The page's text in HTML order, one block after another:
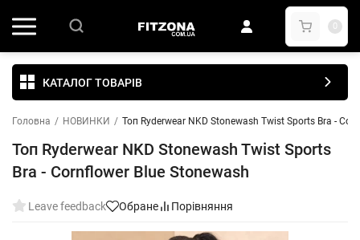
0
КАТАЛОГ ТОВАРІВ
Головна / НОВИНКИ / Топ Ryderwear NKD Stonewash Twist Sports Bra -
Топ Ryderwear NKD Stonewash Twist Sports
Bra - Cornflower Blue Stonewash
Leave feedback Обране Порівняння